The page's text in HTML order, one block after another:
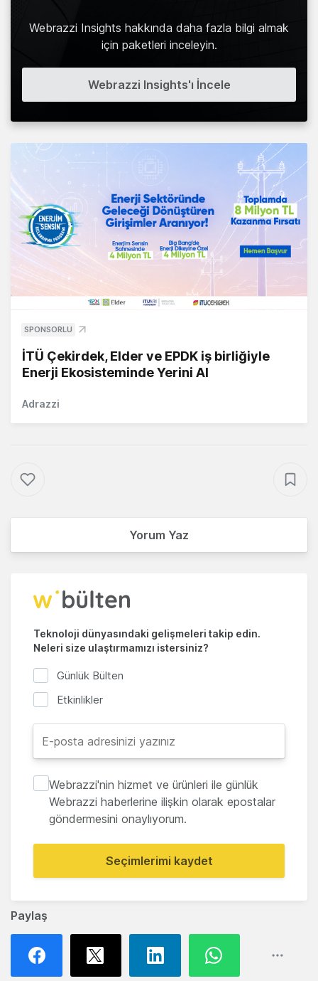
Paylaş
Webrazzi Insights hakkında daha fazla bilgi almak
için paketleri inceleyin.
Webrazzi Insights'ı İncele
SPONSORLU
İTÜ Çekirdek, Elder ve EPDK iş birliğiyle
Enerji Ekosisteminde Yerini Al
Adrazzi
Yorum Yaz
Teknoloji dünyasındaki gelişmeleri takip edin.
Neleri size ulaştırmamızı istersiniz?
Günlük Bülten
Etkinlikler
Webrazzi'nin hizmet ve ürünleri ile günlük
Webrazzi haberlerine ilişkin olarak epostalar
göndermesini onaylıyorum.
Seçimlerimi kaydet